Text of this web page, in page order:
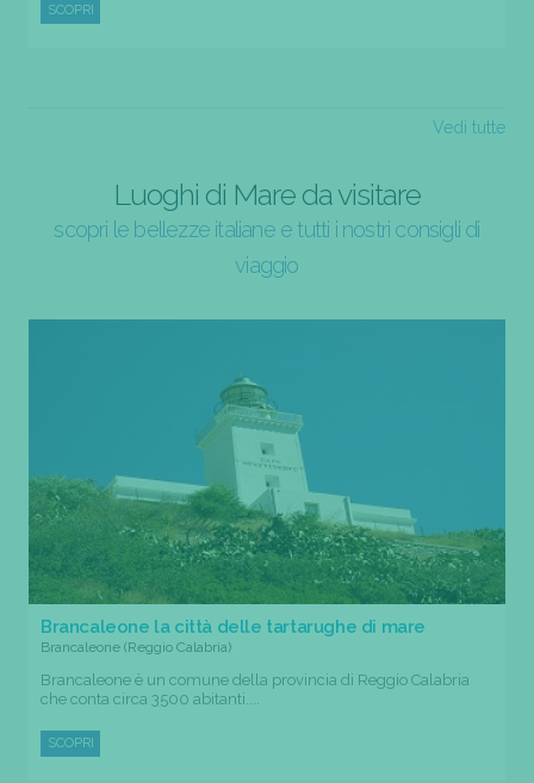
SCOPRI
Vedi tutte
Luoghi di Mare da visitare
scopri le bellezze italiane e tutti i nostri consigli di
viaggio
Brancaleone la città delle tartarughe di mare
Brancaleone (Reggio Calabria)
Brancaleone è un comune della provincia di Reggio Calabria
che conta circa 3500 abitanti....
SCOPRI